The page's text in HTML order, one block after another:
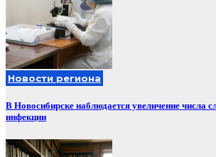
Новости региона
В Новосибирске наблюдается увеличение числа
инфекции